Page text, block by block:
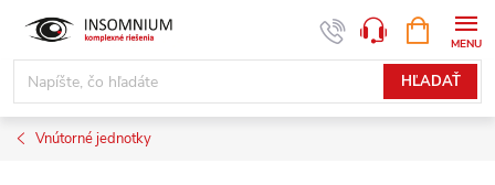
obsah
HĽADAŤ
KOŠÍK
Vnútorné jednotky
www.insomnium.sk - Chat